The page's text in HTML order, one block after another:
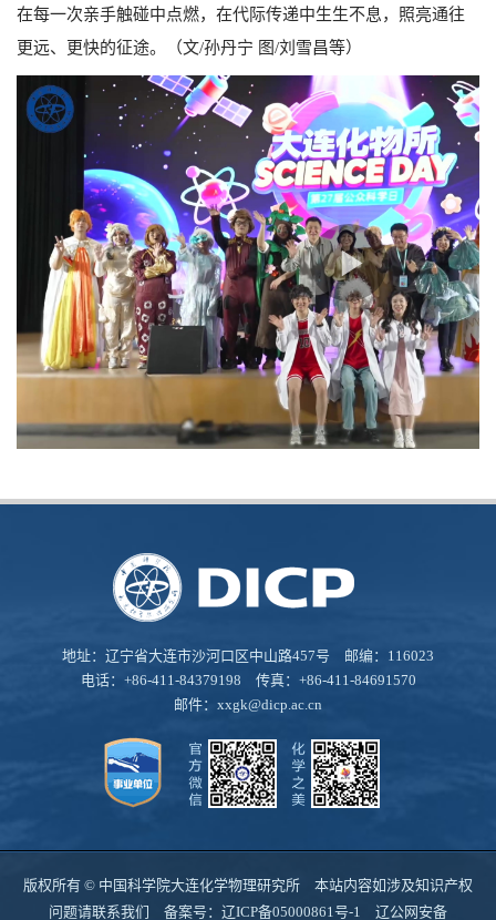
在每一次亲手触碰中点燃，在代际传递中生生不息，照亮通往
更远、更快的征途。（文/孙丹宁 图/刘雪昌等）
地址：辽宁省大连市沙河口区中山路457号 邮编：116023
电话：+86-411-84379198 传真：+86-411-84691570
邮件： xxgk@dicp.ac.cn
版权所有 © 中国科学院大连化学物理研究所 本站内容如涉及知识产权
问题请联系我们 备案号： 辽ICP备05000861号-1 辽公网安备